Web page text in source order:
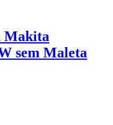
Makita
sem Maleta